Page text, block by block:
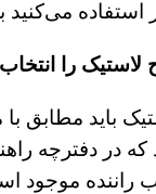
استفاده می‌کنید
لاستیک را
باید مطابق
در دفترچه
راننده موجود